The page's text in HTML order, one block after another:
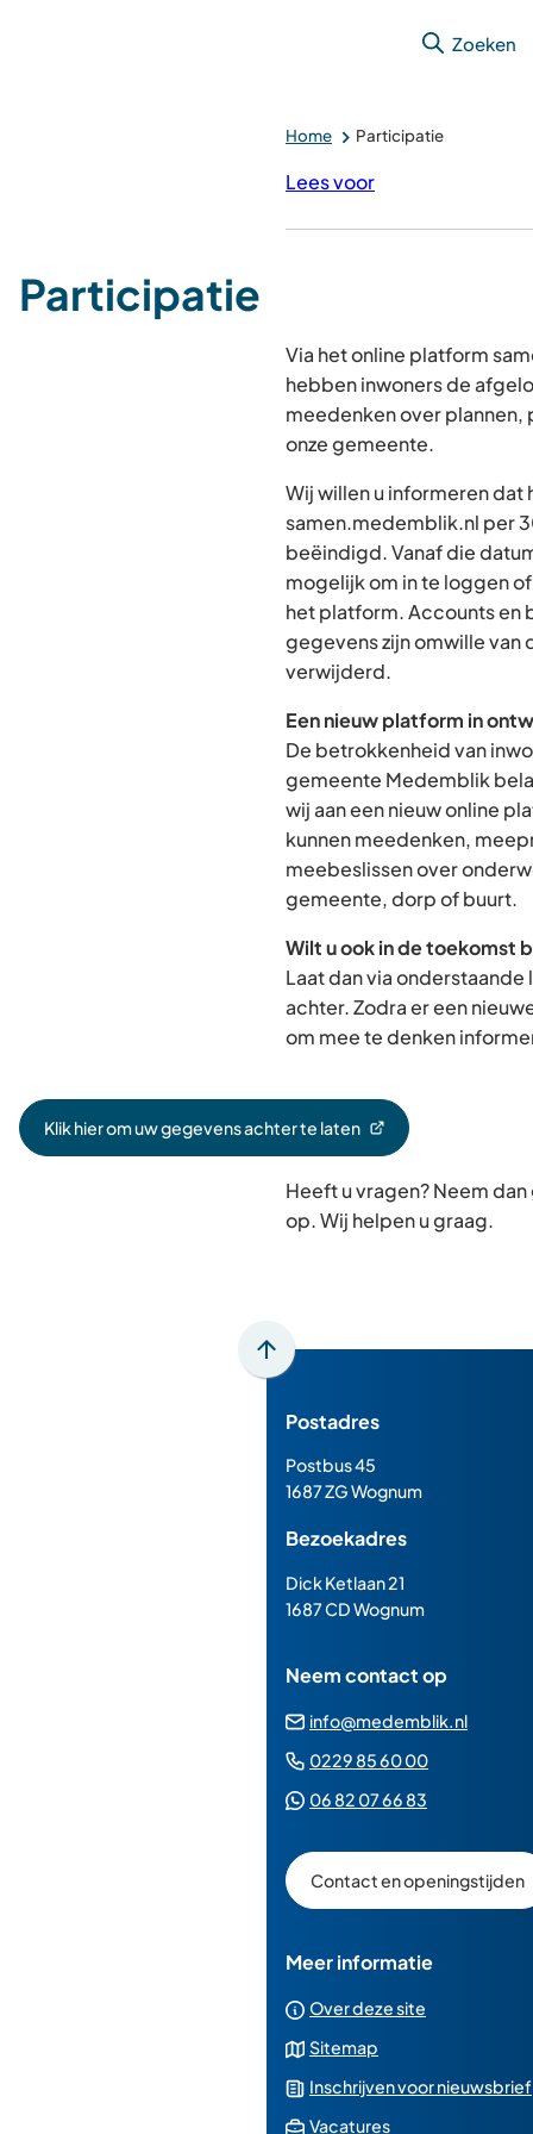
Zoeken
Home Participatie
Lees voor
Participatie
Via het online platform
hebben inwoners de
meedenken over
onze gemeente.
Wij willen u informeren dat
samen.medemblik.nl per
beëindigd. Vanaf die
mogelijk om in te loggen
het platform. Accounts en
gegevens zijn omwille van
verwijderd.
Een nieuw platform in
De betrokkenheid van
gemeente Medemblik
wij aan een nieuw online
kunnen meedenken,
meebeslissen over
gemeente, dorp of buurt.
Wilt u ook in de toekomst
Laat dan via
achter. Zodra er een
om mee te denken
Klik hier om uw gegevens achter te laten
(Verwijst
Heeft u vragen? Neem
op. Wij helpen u graag.
Scroll
boven
het
van
de
paginainhoud
Postadres
Postbus 45
1687 ZG Wognum
Bezoekadres
Dick Ketlaan 21
1687 CD Wognum
Neem contact op
info@medemblik.nl
0229 85 60 00(Verwijst
06 82 07 66 83
een
Whatsapp
Contact en openingstijden
Meer informatie
Over deze site
Sitemap
Inschrijven voor nieuwsbrief
Vacatures(Verwijst